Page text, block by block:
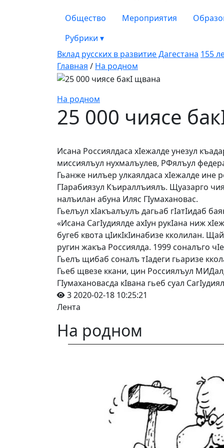
Общество Мероприятия
Рубрики ▾
Вклад русских в развитие Дагестана 155
Главная / На родном
На родном
25 000 чиясе
Исана Россиялдаса хIежалде уне­зул
миссиялъул нухмалъулев, РФялъул
Гьанже нилъер улкаялдаса хIе­жалде ине
ГIарабиязул Къираллъиялъ. Щуазарго
налъилан абуна Иляс ГIу­ма­ха­но­вас.
Гьелъул хIакъалъулъ дагьаб гIа­тIи­даб
«Исана СагIудиялде ахIун ру­кIана ниж
бугеб квота цIи­кIкIинабизе кколилан.
ругин жакъа Россиялда. 1999 соналъго
Гьелъ щибаб соналъ тIадеги гьаризе
Гьеб щвезе ккани, цин Россиялъул
ГIумахановасда кIвана гьеб суал
32020-02-18 10:25:21
Лента
На родном